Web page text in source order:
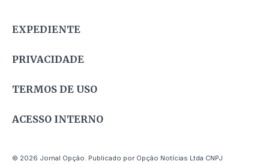
EXPEDIENTE
PRIVACIDADE
TERMOS DE USO
ACESSO INTERNO
© 2026 Jornal Opção. Publicado por Opção Notícias Ltda CNPJ